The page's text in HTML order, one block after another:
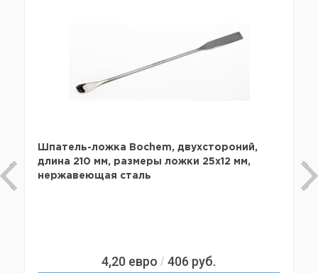
Шпатель-ложка Bochem, двухстороний,
длина 210 мм, размеры ложки 25x12 мм,
нержавеющая сталь
4,20 евро / 406 руб.